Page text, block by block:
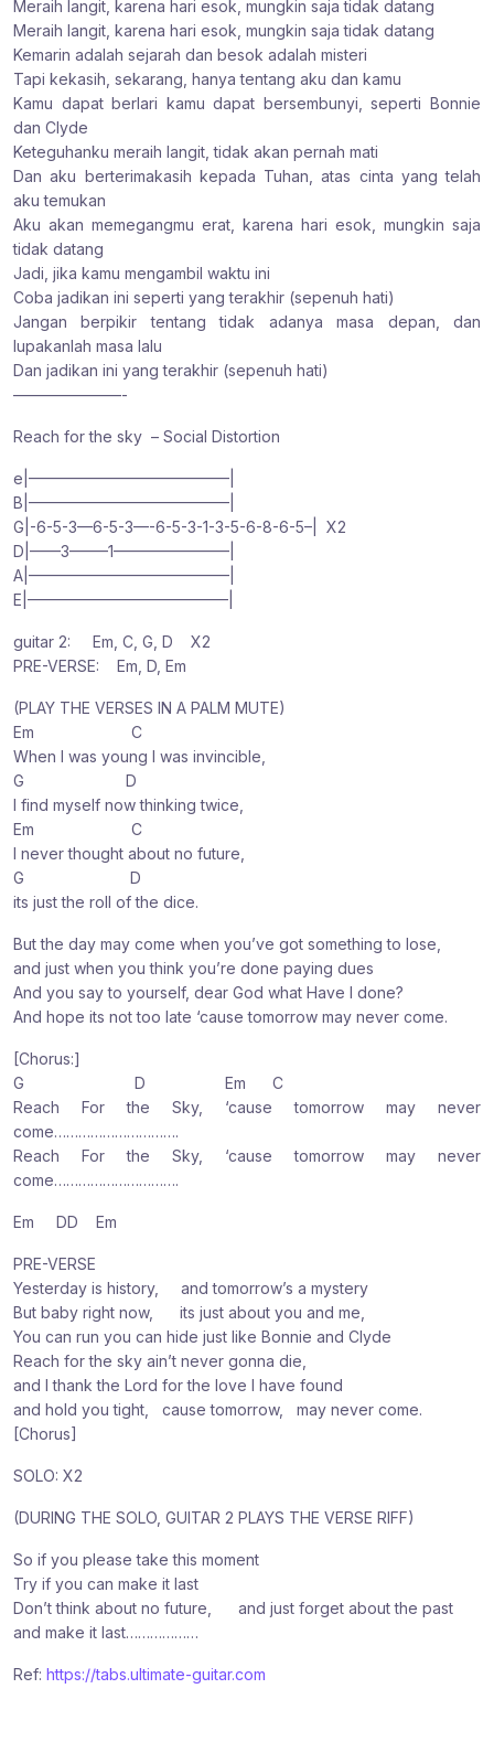
Meraih langit, karena hari esok, mungkin saja tidak datang
Meraih langit, karena hari esok, mungkin saja tidak datang
Kemarin adalah sejarah dan besok adalah misteri
Tapi kekasih, sekarang, hanya tentang aku dan kamu
Kamu dapat berlari kamu dapat bersembunyi, seperti Bonnie
dan Clyde
Keteguhanku meraih langit, tidak akan pernah mati
Dan aku berterimakasih kepada Tuhan, atas cinta yang telah
aku temukan
Aku akan memegangmu erat, karena hari esok, mungkin saja
tidak datang
Jadi, jika kamu mengambil waktu ini
Coba jadikan ini seperti yang terakhir (sepenuh hati)
Jangan berpikir tentang tidak adanya masa depan, dan
lupakanlah masa lalu
Dan jadikan ini yang terakhir (sepenuh hati)
———————-
Reach for the sky – Social Distortion
e|—————————————|
B|—————————————|
G|-6-5-3—6-5-3—-6-5-3-1-3-5-6-8-6-5–| X2
D|——3——–1———————–|
A|—————————————|
E|—————————————|
guitar 2: Em, C, G, D X2
PRE-VERSE: Em, D, Em
(PLAY THE VERSES IN A PALM MUTE)
Em C
When I was young I was invincible,
G D
I find myself now thinking twice,
Em C
I never thought about no future,
G D
its just the roll of the dice.
But the day may come when you’ve got something to lose,
and just when you think you’re done paying dues
And you say to yourself, dear God what Have I done?
And hope its not too late ‘cause tomorrow may never come.
[Chorus:]
G D Em C
Reach For the Sky, ‘cause tomorrow may never
come………………………….
Reach For the Sky, ‘cause tomorrow may never
come………………………….
Em DD Em
PRE-VERSE
Yesterday is history, and tomorrow’s a mystery
But baby right now, its just about you and me,
You can run you can hide just like Bonnie and Clyde
Reach for the sky ain’t never gonna die,
and I thank the Lord for the love I have found
and hold you tight, cause tomorrow, may never come.
[Chorus]
SOLO: X2
(DURING THE SOLO, GUITAR 2 PLAYS THE VERSE RIFF)
So if you please take this moment
Try if you can make it last
Don’t think about no future, and just forget about the past
and make it last………………
Ref: https://tabs.ultimate-guitar.com